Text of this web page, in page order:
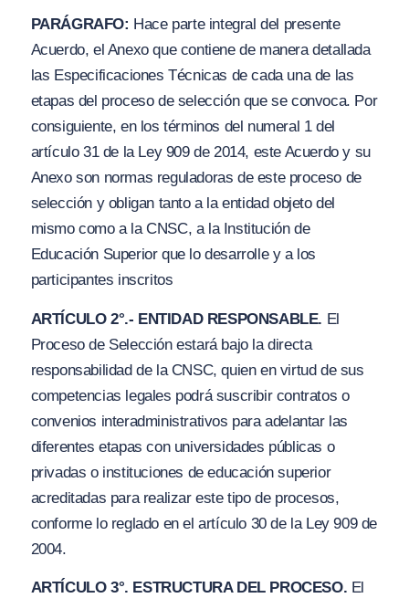
PARÁGRAFO: Hace parte integral del presente
Acuerdo, el Anexo que contiene de manera detallada
las Especificaciones Técnicas de cada una de las
etapas del proceso de selección que se convoca. Por
consiguiente, en los términos del numeral 1 del
artículo 31 de la Ley 909 de 2014, este Acuerdo y su
Anexo son normas reguladoras de este proceso de
selección y obligan tanto a la entidad objeto del
mismo como a la CNSC, a la Institución de
Educación Superior que lo desarrolle y a los
participantes inscritos
ARTÍCULO 2°.- ENTIDAD RESPONSABLE. El
Proceso de Selección estará bajo la directa
responsabilidad de la CNSC, quien en virtud de sus
competencias legales podrá suscribir contratos o
convenios interadministrativos para adelantar las
diferentes etapas con universidades públicas o
privadas o instituciones de educación superior
acreditadas para realizar este tipo de procesos,
conforme lo reglado en el artículo 30 de la Ley 909 de
2004.
ARTÍCULO 3°. ESTRUCTURA DEL PROCESO. El